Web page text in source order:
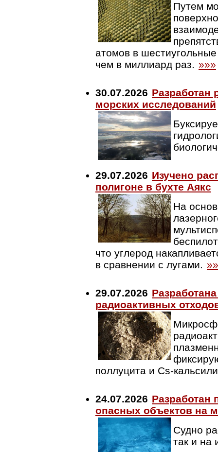
Путем
атомов в
чем в миллиард раз. »»»
30.07.2026 Разработан
морских исследований
29.07.2026 Изучено
полигоне в бухте Аякс
На
что углерод
в сравнении с лугами.
29.07.2026
радиоактивных
поллуцита и Cs-
24.07.2026 Разработан
опасных объектов на
Судно
так и на